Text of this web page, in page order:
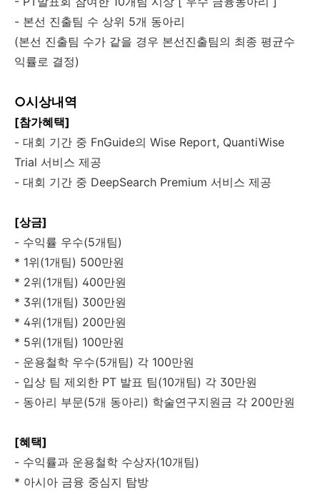
- 본선 진출팀 수 상위 5개 동아리
(본선 진출팀 수가 같을 경우 본선진출팀의 최종 평균수
익률로 결정)
○시상내역
[참가혜택]
- 대회 기간 중 FnGuide의 Wise Report, QuantiWise
Trial 서비스 제공
- 대회 기간 중 DeepSearch Premium 서비스 제공
[상금]
- 수익률 우수(5개팀)
* 1위(1개팀) 500만원
* 2위(1개팀) 400만원
* 3위(1개팀) 300만원
* 4위(1개팀) 200만원
* 5위(1개팀) 100만원
- 운용철학 우수(5개팀) 각 100만원
- 입상 팀 제외한 PT 발표 팀(10개팀) 각 30만원
- 동아리 부문(5개 동아리) 학술연구지원금 각 200만원
[혜택]
- 수익률과 운용철학 수상자(10개팀)
* 아시아 금융 중심지 탐방